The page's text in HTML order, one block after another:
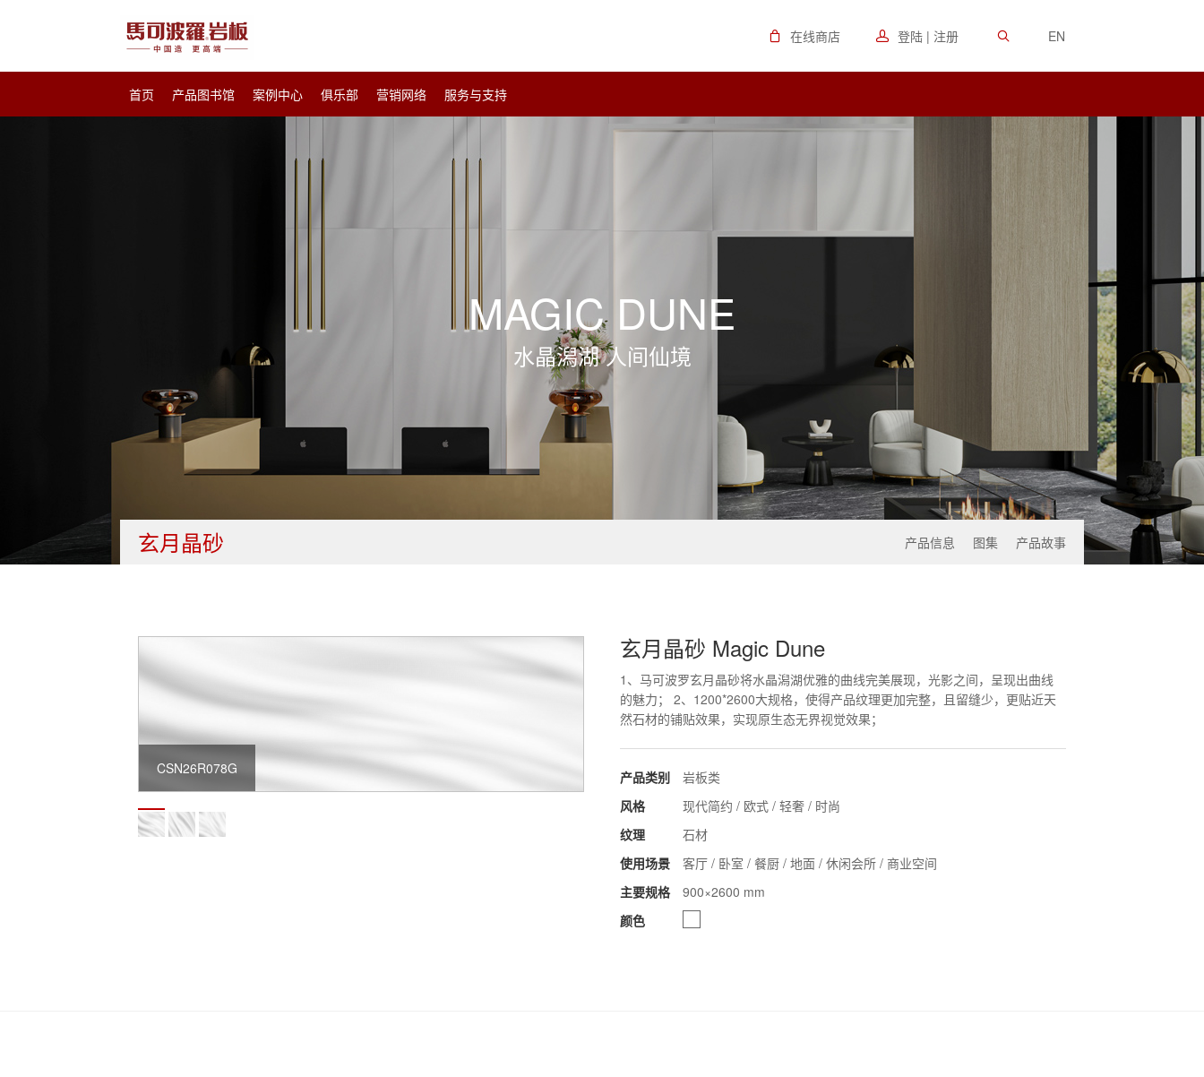
在线商店 登陆 | 注册 EN
首页 产品图书馆 案例中心 俱乐部 营销网络 服务与支持
MAGIC DUNE
水晶潟湖 人间仙境
玄月晶砂 产品信息 图集 产品故事
CSN26R078G
玄月晶砂 Magic Dune
1、马可波罗玄月晶砂将水晶潟湖优雅的曲线完美展现，光影之间，呈现出曲线
的魅力； 2、1200*2600大规格，使得产品纹理更加完整，且留缝少，更贴近天
然石材的铺贴效果，实现原生态无界视觉效果；
产品类别
岩板类
风格
现代简约 / 欧式 / 轻奢 / 时尚
纹理
石材
使用场景
客厅 / 卧室 / 餐厨 / 地面 / 休闲会所 / 商业空间
主要规格
900×2600 mm
颜色